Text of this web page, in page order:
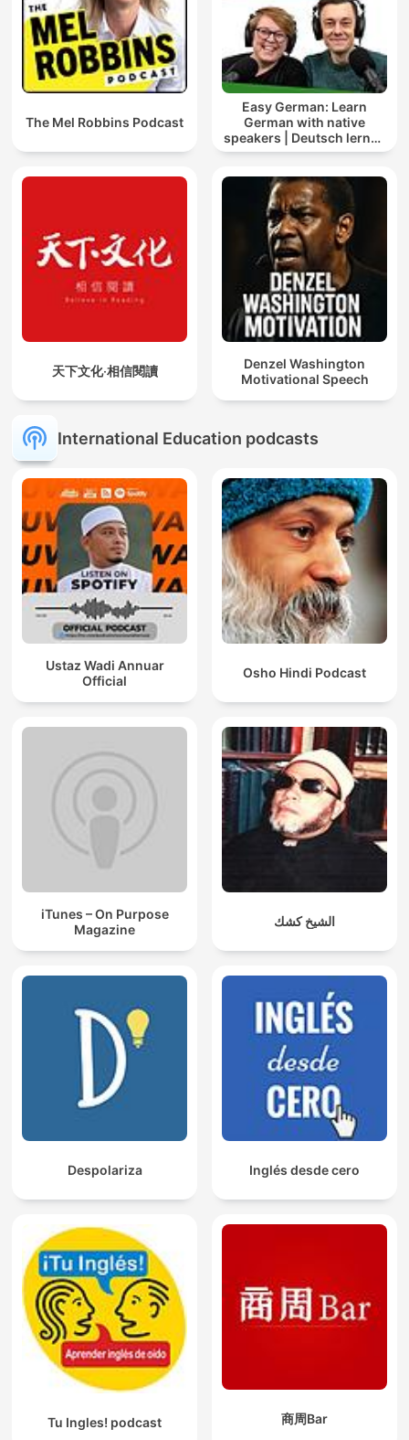
The Mel Robbins Podcast
Easy German: Learn
German with native
speakers | Deutsch lernen
mit Muttersprachlern
天下文化‧相信閱讀
Denzel Washington
Motivational Speech
International Education podcasts
Ustaz Wadi Annuar
Official
Osho Hindi Podcast
iTunes – On Purpose
Magazine
الشيخ كشك
Despolariza Inglés desde cero
Tu Ingles! podcast 商周Bar